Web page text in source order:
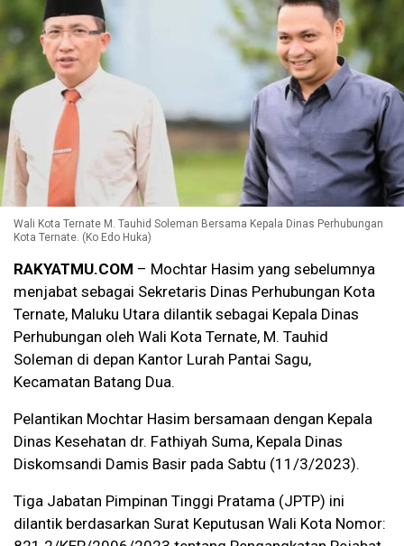
Wali Kota Ternate M. Tauhid Soleman Bersama Kepala Dinas Perhubungan
Kota Ternate. (Ko Edo Huka)
RAKYATMU.COM – Mochtar Hasim yang sebelumnya
menjabat sebagai Sekretaris Dinas Perhubungan Kota
Ternate, Maluku Utara dilantik sebagai Kepala Dinas
Perhubungan oleh Wali Kota Ternate, M. Tauhid
Soleman di depan Kantor Lurah Pantai Sagu,
Kecamatan Batang Dua.
Pelantikan Mochtar Hasim bersamaan dengan Kepala
Dinas Kesehatan dr. Fathiyah Suma, Kepala Dinas
Diskomsandi Damis Basir pada Sabtu (11/3/2023).
Tiga Jabatan Pimpinan Tinggi Pratama (JPTP) ini
dilantik berdasarkan Surat Keputusan Wali Kota Nomor: